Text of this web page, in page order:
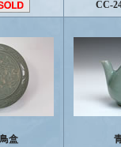
CC-
盒